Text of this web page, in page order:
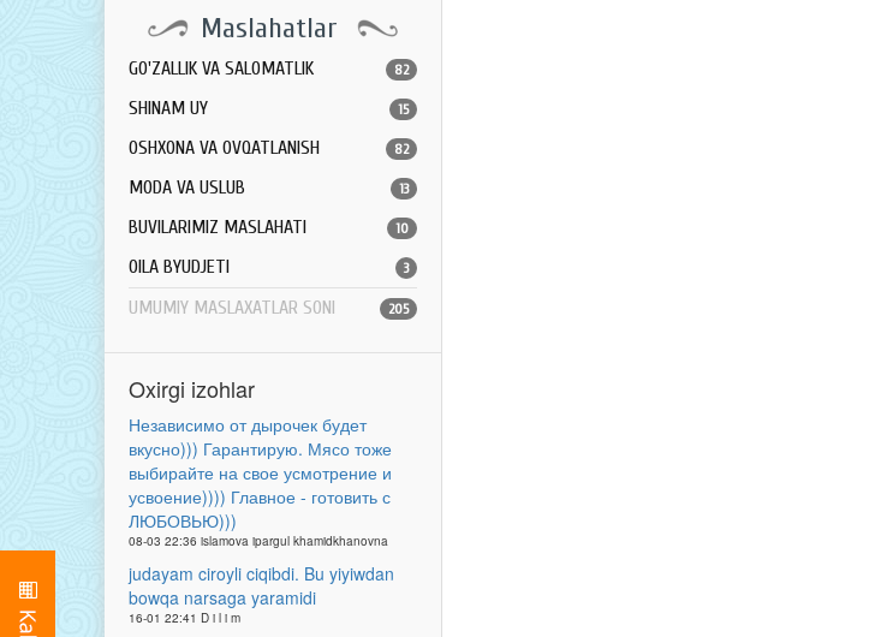
Maslahatlar
GO'ZALLIK VA SALOMATLIK 82
SHINAM UY 15
OSHXONA VA OVQATLANISH 82
MODA VA USLUB 13
BUVILARIMIZ MASLAHATI 10
OILA BYUDJETI 3
UMUMIY MASLAXATLAR SONI 205
Oxirgi izohlar
Независимо от дырочек будет
вкусно))) Гарантирую. Мясо тоже
выбирайте на свое усмотрение и
усвоение)))) Главное - готовить с
ЛЮБОВЬЮ)))
08-03 22:36 islamova ipargul khamidkhanovna
judayam ciroyli ciqibdi. Bu yiyiwdan
bowqa narsaga yaramidi
16-01 22:41 D i l i m